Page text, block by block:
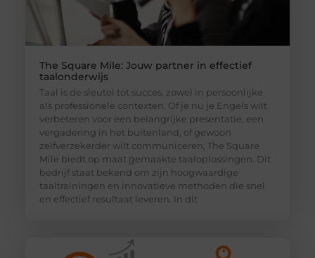
The Square Mile: Jouw partner in effectief
taalonderwijs
Taal is de sleutel tot succes, zowel in persoonlijke
als professionele contexten. Of je nu je Engels wilt
verbeteren voor een belangrijke presentatie, een
vergadering in het buitenland, of gewoon
zelfverzekerder wilt communiceren, The Square
Mile biedt op maat gemaakte taaloplossingen. Dit
bedrijf staat bekend om zijn hoogwaardige
taaltrainingen en innovatieve methoden die snel
en effectief resultaat leveren. In dit